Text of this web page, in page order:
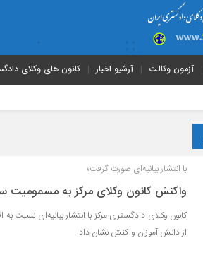
آزمون وکالت آرشیو اخبار کانون های وکلای
با انتشار بیانیه‌ای صورت گرفت؛
واکنش کانون وکلای مرکز به مسمومیت
کانون وکلای دادگستری مرکز با انتشار بیانیه‌ای نسبت
از دانش آموزان واکنش نشان داد.